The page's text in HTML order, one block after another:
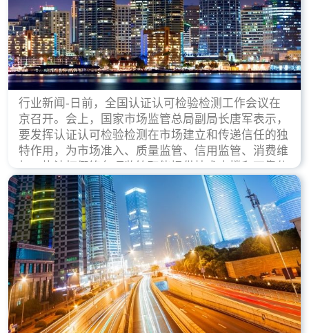
行业新闻-日前，全国认证认可检验检测工作会议在
京召开。会上，国家市场监管总局副局长唐军表示，
要发挥认证认可检验检测在市场建立和传递信任的独
特作用，为市场准入、质量监管、信用监管、消费维
权、执法打假等各项监管职能提供技术支撑和可靠依
据。